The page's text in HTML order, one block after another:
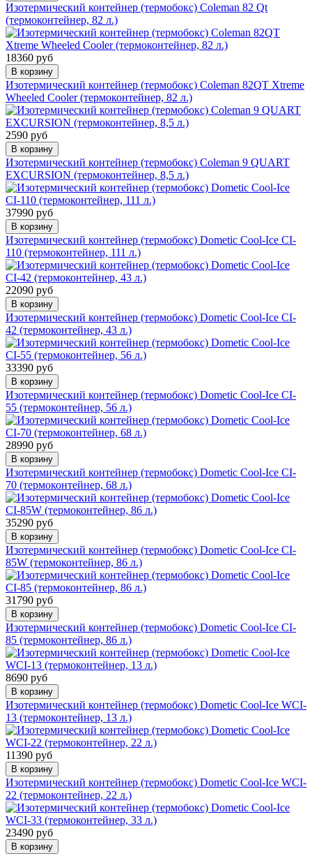
Изотермический контейнер (термобокс) Coleman 82 Qt
(термоконтейнер, 82 л.)
18360 руб
В корзину
Изотермический контейнер (термобокс) Coleman 82QT Xtreme
Wheeled Cooler (термоконтейнер, 82 л.)
2590 руб
В корзину
Изотермический контейнер (термобокс) Coleman 9 QUART
EXCURSION (термоконтейнер, 8,5 л.)
37990 руб
В корзину
Изотермический контейнер (термобокс) Dometic Cool-Ice CI-
110 (термоконтейнер, 111 л.)
22090 руб
В корзину
Изотермический контейнер (термобокс) Dometic Cool-Ice CI-
42 (термоконтейнер, 43 л.)
33390 руб
В корзину
Изотермический контейнер (термобокс) Dometic Cool-Ice CI-
55 (термоконтейнер, 56 л.)
28990 руб
В корзину
Изотермический контейнер (термобокс) Dometic Cool-Ice CI-
70 (термоконтейнер, 68 л.)
35290 руб
В корзину
Изотермический контейнер (термобокс) Dometic Cool-Ice CI-
85W (термоконтейнер, 86 л.)
31790 руб
В корзину
Изотермический контейнер (термобокс) Dometic Cool-Ice CI-
85 (термоконтейнер, 86 л.)
8690 руб
В корзину
Изотермический контейнер (термобокс) Dometic Cool-Ice WCI-
13 (термоконтейнер, 13 л.)
11390 руб
В корзину
Изотермический контейнер (термобокс) Dometic Cool-Ice WCI-
22 (термоконтейнер, 22 л.)
23490 руб
В корзину